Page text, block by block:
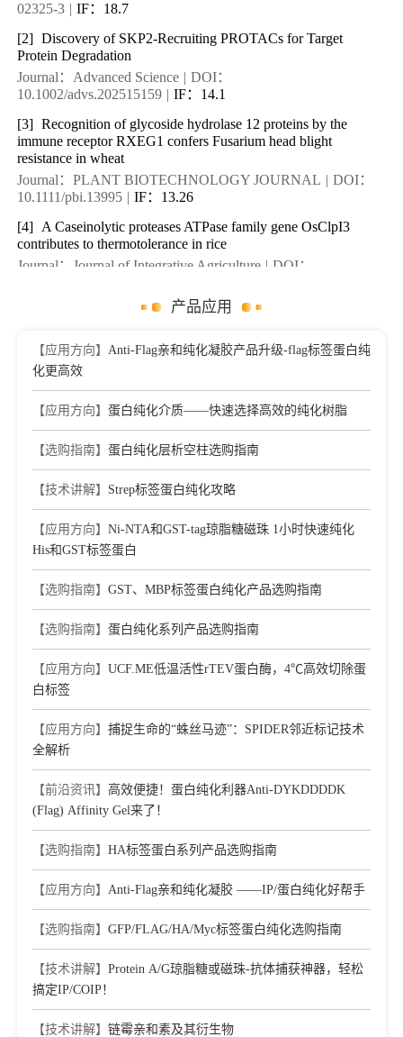
02325-3 | IF：18.7
[2] Discovery of SKP2-Recruiting PROTACs for Target
Protein Degradation
Journal：Advanced Science | DOI：
10.1002/advs.202515159 | IF：14.1
[3] Recognition of glycoside hydrolase 12 proteins by the
immune receptor RXEG1 confers Fusarium head blight
resistance in wheat
Journal：PLANT BIOTECHNOLOGY JOURNAL | DOI：
10.1111/pbi.13995 | IF：13.26
[4] A Caseinolytic proteases ATPase family gene OsClpI3
contributes to thermotolerance in rice
Journal：Journal of Integrative Agriculture | DOI：
Fg12 ribonuclease secretion contributes to Fusarium
Journal：Journal of Integrative Plant Biology | DOI：
10.1111/jipb.12997
effective immune response for porcine epidemic diarrhea virus
10.1016/j.virol.2021.10.010 | IF：3.62
产品应用
【应用方向】 Anti-Flag亲和纯化凝胶产品升级-flag标签蛋白纯
化更高效
【应用方向】 蛋白纯化介质——快速选择高效的纯化树脂
【选购指南】 蛋白纯化层析空柱选购指南
【技术讲解】 Strep标签蛋白纯化攻略
【应用方向】 Ni-NTA和GST-tag琼脂糖磁珠 1小时快速纯化
His和GST标签蛋白
【选购指南】 GST、MBP标签蛋白纯化产品选购指南
【选购指南】 蛋白纯化系列产品选购指南
【应用方向】 UCF.ME低温活性rTEV蛋白酶，4℃高效切除蛋
白标签
【应用方向】 捕捉生命的“蛛丝马迹”：SPIDER邻近标记技术
全解析
【前沿资讯】 高效便捷！蛋白纯化利器Anti-DYKDDDDK
(Flag) Affinity Gel来了！
【选购指南】 HA标签蛋白系列产品选购指南
【应用方向】 Anti-Flag亲和纯化凝胶 ——IP/蛋白纯化好帮手
【选购指南】 GFP/FLAG/HA/Myc标签蛋白纯化选购指南
【技术讲解】 Protein A/G琼脂糖或磁珠-抗体捕获神器，轻松
搞定IP/COIP！
【技术讲解】 链霉亲和素及其衍生物